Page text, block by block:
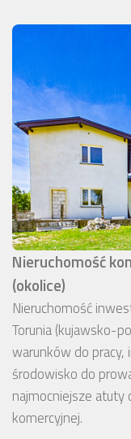
Nieruchomość
(okolice)
Nieruchomość
Torunia (kujawsko-
warunków do pracy,
środowisko do
najmocniejsze atuty
komercyjnej.